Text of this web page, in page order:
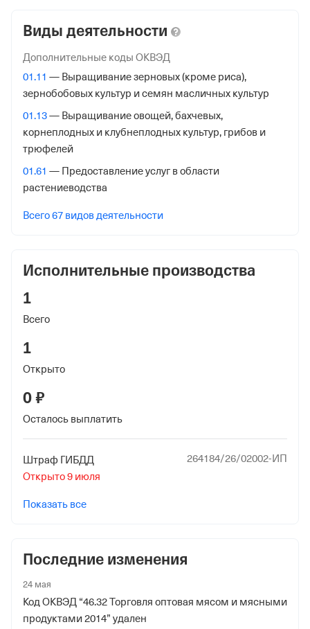
Межрайонная Инспекция Федеральной Налоговой
Службы № 39 по Республике Башкортостан
Адрес налоговой
450076, Республика Башкортостан, гор. Уфа, Ул
Красина, д. 52
Внебюджетные фонды
Регистрационный номер в ПФР
1058447911
Наименование территориального органа
Отделение Фонда Пенсионного и Социального
Башкортостан
Регистрационный номер ФссРФ
1058447911
Дата регистрации
2 июля 2012
Отделение Фонда Пенсионного и Социального
Страхования Российской Федерации по Республике
Башкортостан
Виды деятельности
Дополнительные коды ОКВЭД
01.11 — Выращивание зерновых (кроме риса),
зернобобовых культур и семян масличных культур
01.13— Выращивание овощей, бахчевых,
корнеплодных и клубнеплодных культур, грибов и
трюфелей
01.61 — Предоставление услуг в области
растениеводства
Всего 67 видов деятельности
Исполнительные производства
1
Всего
1
Открыто
0 ₽
Осталось выплатить
Штраф ГИБДД
264184/26/02002-ИП
Открыто 9 июля
Показать все
Последние изменения
24 мая
Код ОКВЭД “46.32 Торговля оптовая мясом и мясными
продуктами 2014” удален